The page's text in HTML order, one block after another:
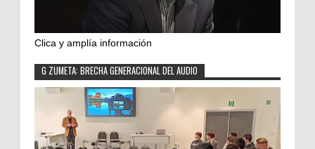
Clica y amplía información
G ZUMETA: BRECHA GENERACIONAL DEL AUDIO